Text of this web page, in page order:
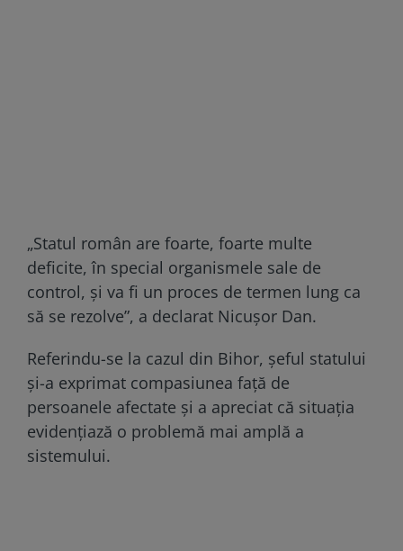
„Statul român are foarte, foarte multe
deficite, în special organismele sale de
control, şi va fi un proces de termen lung ca
să se rezolve”, a declarat Nicușor Dan.
Referindu-se la cazul din Bihor, șeful statului
și-a exprimat compasiunea față de
persoanele afectate și a apreciat că situația
evidențiază o problemă mai amplă a
sistemului.